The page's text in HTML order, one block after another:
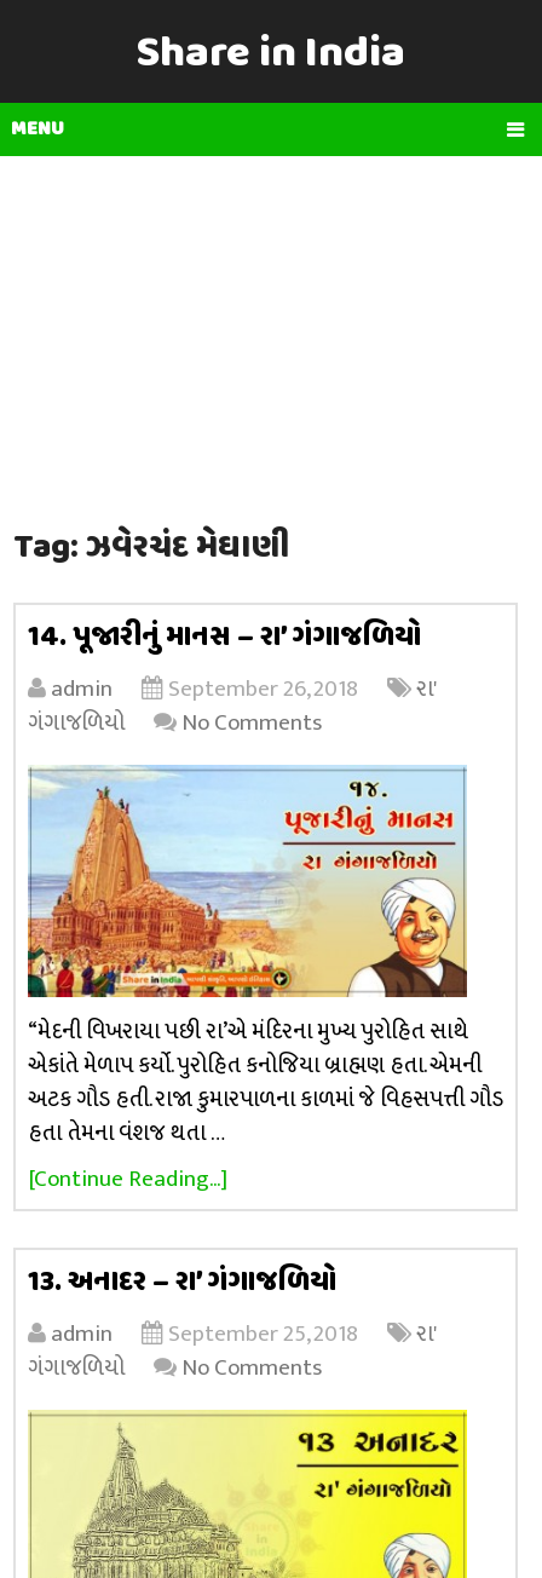
Share in India
MENU
Tag:ઝવેરચંદ મેઘાણી
14. પૂજારીનું માનસ – રા’ ગંગાજળિયો
admin September 26, 2018
રા'
ગંગાજળિયો
No Comments
“મેદની વિખરાયા પછી રા’એ મંદિરના મુખ્ય પુરોહિત સાથે
એકાંતે મેળાપ કર્યો. પુરોહિત કનોજિયા બ્રાહ્મણ હતા. એમની
અટક ગૌડ હતી. રાજા કુમારપાળના કાળમાં જે વિહસપત્તી ગૌડ
હતા તેમના વંશજ થતા …
[Continue Reading...]
13. અનાદર – રા’ ગંગાજળિયો
admin September 25, 2018
રા'
ગંગાજળિયો
No Comments